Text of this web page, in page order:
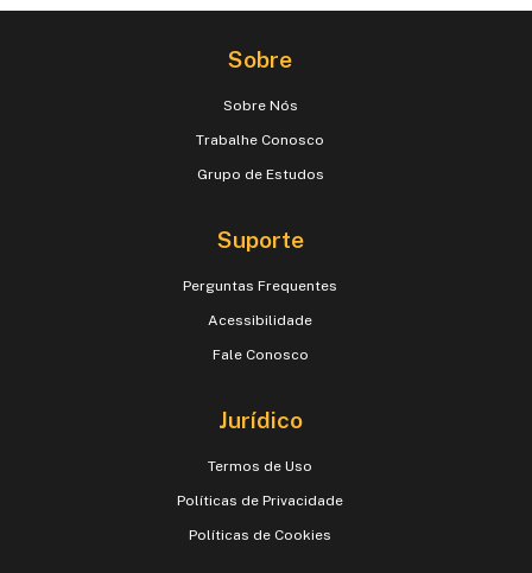
Sobre
Sobre Nós
Trabalhe Conosco
Grupo de Estudos
Suporte
Perguntas Frequentes
Acessibilidade
Fale Conosco
Jurídico
Termos de Uso
Políticas de Privacidade
Políticas de Cookies